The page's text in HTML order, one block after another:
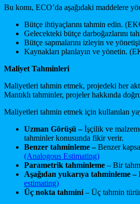
Bu konu, ECO’da aşağıdaki maddelere
Bütçe ihtiyaçlarını tahmin edin.
Gelecekteki bütçe darboğazlarını
Bütçe sapmalarını izleyin ve
Kaynakları planlayın ve yönetin.
Maliyet Tahminleri
Maliyetleri tahmin etmek, projedeki her
Mantıklı tahminler, projeler hakkında
Maliyetleri tahmin etmek için kullanılan
Uzman Görüşü –İşçilik ve
tahminler konusunda fikir verir.
Benzer tahminleme –Benzer
(Analogous Estimating)
Parametrik tahminleme – Bir
Aşağıdan yukarıya tahminleme –
estimating)
Üç nokta tahmini – Üç tahmin